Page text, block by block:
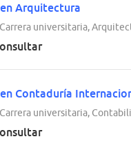
Arquitectura
universitaria,
Contaduría
universitaria,